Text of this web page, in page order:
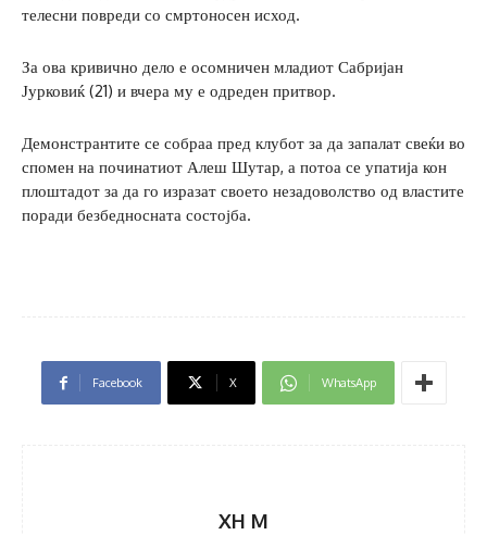
телесни повреди со смртоносен исход.
За ова кривично дело е осомничен младиот Сабријан
Јурковиќ (21) и вчера му е одреден притвор.
Демонстрантите се собраа пред клубот за да запалат свеќи во
спомен на починатиот Алеш Шутар, а потоа се упатија кон
плоштадот за да го изразат своето незадоволство од властите
поради безбедносната состојба.
Facebook X WhatsApp
XH M